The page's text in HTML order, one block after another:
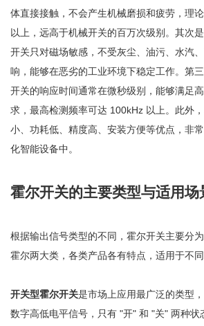
体直接接触，不会产生机械磨损和疲劳，理
以上，远高于机械开关的百万次级别。其次是
开关只对磁场敏感，不受灰尘、油污、水汽
响，能够在恶劣的工业环境下稳定工作。第
开关的响应时间通常在微秒级别，能够满足
求，最高检测频率可达 100kHz 以上。此外
小、功耗低、精度高、安装方便等优点，非
化智能设备中。
霍尔开关的主要类型与适用场
根据输出信号类型的不同，霍尔开关主要分
霍尔两大类，各类产品各有特点，适用于不同
开关型霍尔开关是市场上应用最广泛的类型
数字高低电平信号，只有 "开" 和 "关" 两种状